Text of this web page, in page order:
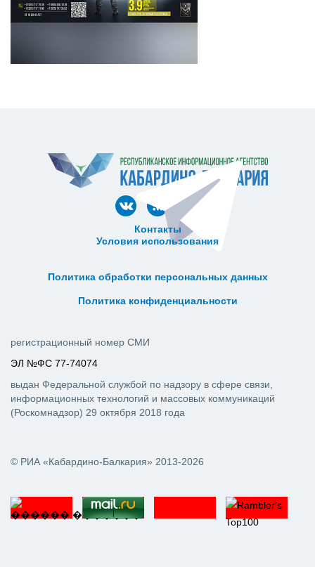
Контакты
Условия использования
Политика обработки персональных данных
Политика конфиденциальности
© РИА «Кабардино-Балкария» 2013-2026
регистрационный номер СМИ
ЭЛ №ФС 77-74074
выдан Федеральной службой по надзору в сфере связи,
информационных технологий и массовых коммуникаций
(Роскомнадзор) 29 октября 2018 года